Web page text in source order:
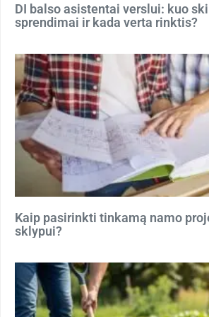
DI balso asistentai verslui: kuo
sprendimai ir kada verta rinktis?
Kaip pasirinkti tinkamą namo
sklypui?